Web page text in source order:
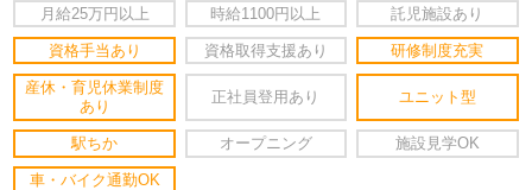
月給25万円以上 時給1100円以上 託児施設あり
資格手当あり 資格取得支援あり 研修制度充実
産休・育児休業制度
あり
正社員登用あり ユニット型
駅ちか オープニング 施設見学OK
車・バイク通勤OK